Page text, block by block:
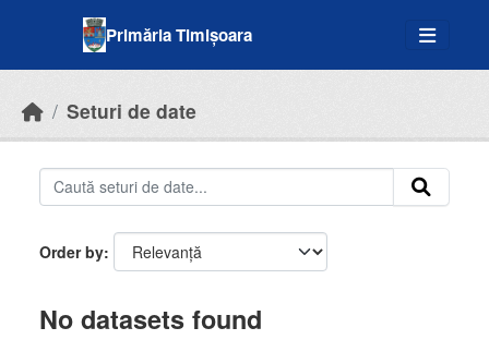
Primăria Timișoara
Seturi de date
Order by
No datasets found